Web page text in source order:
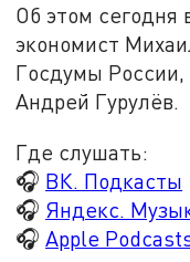
Об этом сегодня
экономист
Госдумы России,
Андрей Гурулёв.
Где слушать:
🎧 ВК. Подкасты
🎧 Яндекс.
🎧 Apple